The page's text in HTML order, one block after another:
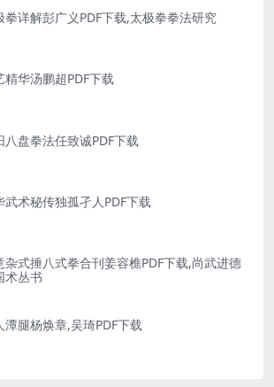
拳详解彭广义PDF下载,太极拳拳法研究
精华汤鹏超PDF下载
八盘拳法任致诚PDF下载
武术秘传独孤孑人PDF下载
杂式捶八式拳合刊姜容樵PDF下载,尚武进德
术丛书
潭腿杨焕章,吴琦PDF下载